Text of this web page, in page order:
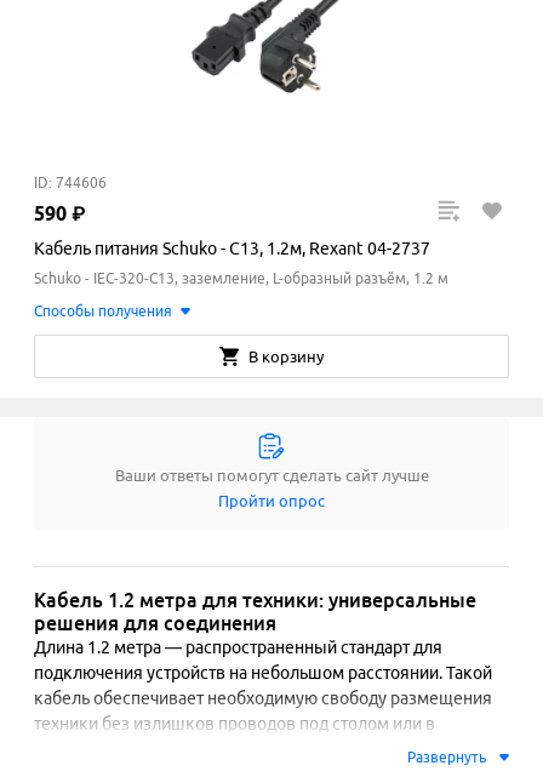
ID: 744606
590 ₽
Кабель питания Schuko - C13, 1.2м, Rexant 04-2737
Schuko - IEC-320-C13, заземление, L-образный разъём, 1.2 м
Способы получения
В корзину
Ваши ответы помогут сделать сайт лучше
Пройти опрос
Кабель 1.2 метра для техники: универсальные
решения для соединения
Длина 1.2 метра — распространенный стандарт для
подключения устройств на небольшом расстоянии. Такой
кабель обеспечивает необходимую свободу размещения
техники без излишков проводов под столом или в
медиасистеме. Модели в этой категории представлены с
Развернуть